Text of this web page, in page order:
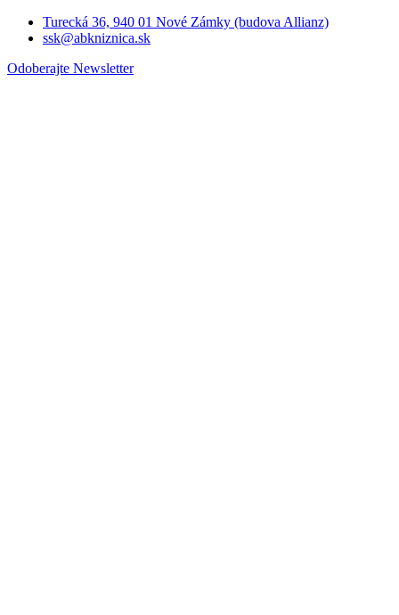
Turecká 36, 940 01 Nové Zámky (budova Allianz)
ssk@abkniznica.sk
Odoberajte Newsletter